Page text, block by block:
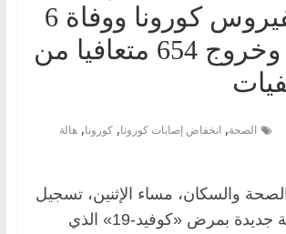
جديدة بفيروس كورونا ووفاة 6
أشخاص وخروج 654 متعافيا من
الصحة, انخفاض إصابات كورونا, كورونا, هالة
والسكان، مساء الإثنين، تسجيل
59 حالة إيجابية جديدة بمرض «كوفيد-19» الذي